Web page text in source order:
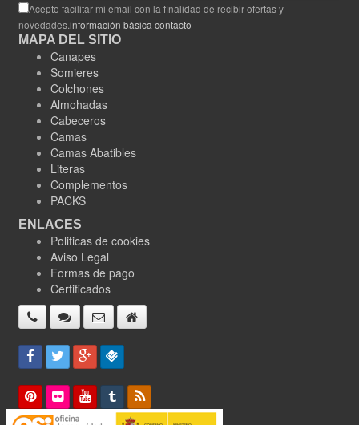
Acepto facilitar mi email con la finalidad de recibir ofertas y
novedades.información básica contacto
MAPA DEL SITIO
Canapes
Somieres
Colchones
Almohadas
Cabeceros
Camas
Camas Abatibles
Literas
Complementos
PACKS
ENLACES
Politicas de cookies
Aviso Legal
Formas de pago
Certificados